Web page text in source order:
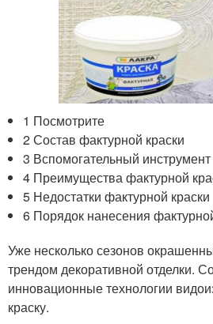
1 Посмотрите
2 Состав фактурной краски
3 Вспомогательный инструмент
4 Преимущества фактурной
5 Недостатки фактурной краски
6 Порядок нанесения
Уже несколько сезонов
трендом декоративной отделки.
инновационные технологии
краску.